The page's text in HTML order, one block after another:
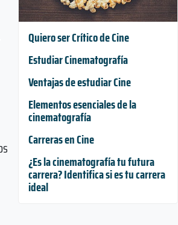
Quiero ser Crítico de Cine
Estudiar Cinematografía
Ventajas de estudiar Cine
Elementos esenciales de la
cinematografía
Carreras en Cine
¿Es la cinematografía tu futura
carrera? Identifica si es tu carrera
ideal